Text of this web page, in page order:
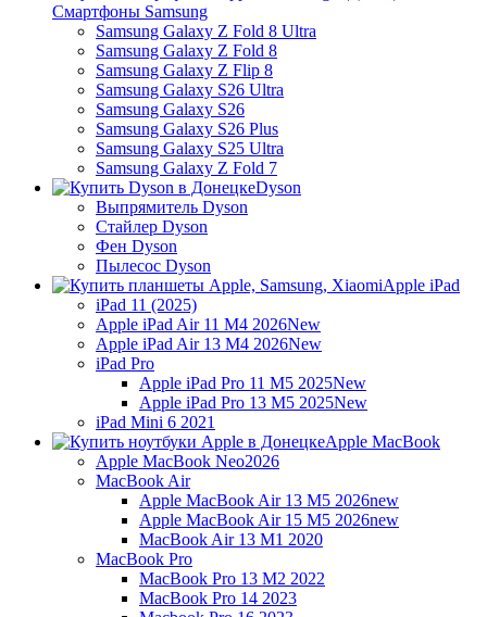
Смартфоны Samsung
Samsung Galaxy Z Fold 8 Ultra
Samsung Galaxy Z Fold 8
Samsung Galaxy Z Flip 8
Samsung Galaxy S26 Ultra
Samsung Galaxy S26
Samsung Galaxy S26 Plus
Samsung Galaxy S25 Ultra
Samsung Galaxy Z Fold 7
Dyson
Выпрямитель Dyson
Стайлер Dyson
Фен Dyson
Пылесос Dyson
Apple iPad
iPad 11 (2025)
Apple iPad Air 11 M4 2026New
Apple iPad Air 13 M4 2026New
iPad Pro
Apple iPad Pro 11 M5 2025New
Apple iPad Pro 13 M5 2025New
iPad Mini 6 2021
Apple MacBook
Apple MacBook Neo2026
MacBook Air
Apple MacBook Air 13 M5 2026new
Apple MacBook Air 15 M5 2026new
MacBook Air 13 M1 2020
MacBook Pro
MacBook Pro 13 M2 2022
MacBook Pro 14 2023